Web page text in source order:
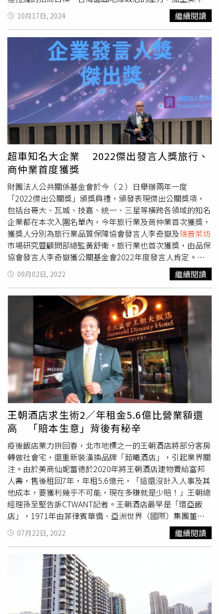
萊坊
提供）江珮玉表示，商用不動產的表現受到經濟成長的
影響很大，台灣在AI產業供應鏈的帶動下，自用型的工業不
動產交易已經連續幾年成為商業交易的主力，以2025年來
說，工業不動產就占整體商用不動產交易的42%，其次為零
售21%，因為製造供應鏈帶動物流倉儲不動產的大幅成長，
從以前的鐵皮倉儲，進階成為有車道可達的立體化現代化倉
儲。另外，大家認為住宅房市不佳，建商購地交易也衰退，
但實際上，去年包括遠雄、興富發、皇翔等都有購地，只要
地點、區位好，建商仍有補庫存需求。另外，商辦與廠辦也
在這波表現亮眼，導致華固、國揚、興富發、遠雄等建商持
續轉向開發商用不動產。而半導體與記憶體大廠的擴張，也
促使相關設備商評估在半小時車程內跟著設置據點，也造成
辦公室需求向南延伸至台中與高雄，帶動當地重大租賃活
動。展望2026年，江珮玉表示，儘管面臨地緣政治與經濟
波動，但技術驅動的轉型、供應鏈重構以及對高品質資產的
追求，仍為亞太房地產市場提供了豐富的投資與營運契機。
其中包括企業對於AI相關支出，預計到2028年將增長近10
倍，持續支撐技術出口。此外，2026年也是租戶在成本控
制與轉型壓力之間尋求平衡的一年，租戶將重點轉向位於核
心地段、具備高品質及符合ESG標準的空間，隨著地緣政治
風險上升，企業更青睞具備敏捷性與可擴展性的靈活辦公空
間。物流市場方面，亞太地區物流租戶正採取謹慎策略，預
計2026年租金增長將維持在2%以下，企業正從中國大陸轉
向「中國+n」策略，使東南亞與印度成為主要受益者。
易戰牽動供應鏈多元化，使得台灣半導體大廠已成為馬來西
亞房地產開發的新寵。
與萊坊馬來西亞聯手合作，
安排包括Sunway Property、Ideal Property、IOI
Properties、NCT Alliance、Sime Darby Property、SP
Setia、Gamuda、Seri Pajam，等8大房地產開發商，本周來
台針對半導體產業，積極招商。萊坊馬來西亞執行董事
Allan Sim表示，此次來台招商的8家馬來西亞地產開發商，
來頭不小，規模都排名馬來西亞地產商前十大，招商工業區
地點大多是極具開發潛力之地，希望為台灣大廠提供馬來西
亞的投資商機與重點工業區。瑞普萊坊顧問暨市場研究部總
監江珮玉表示，美中貿易戰促使供應鏈多元化，企業在保留
或縮減中國大陸業務的同時，將生產設施擴展到其他國家，
以降低地緣政治對供應鏈的影響。此波全球供應鏈重組的趨
勢，不僅台商回台，也吸引包括Nvidia輝達、AMD超微等AI
晶片大廠，把亞太成品物流運籌中心設置在桃園遠雄航空自
貿港區(保稅倉)，讓台灣成為AI產業的重心。另外台灣在面
臨地緣政治、美中貿易戰改變產業鏈布局之際，近年也有不
少台廠紛紛插旗馬來西亞設廠。 瑞普萊坊總經理蘇銳強指
出，台商將布局擴展到具有近岸(nearshoring)與友岸
(friend-shoring)的東南亞地區，可利用東南亞和印度等具備
低成本、貿易便利、鄰近中國等優勢，將可降低製造中斷風
險，以及可與東協經濟體共同成長。例如緯穎科技在2024
年9月決定增資6,000萬美元、約合新台幣19.24億元，擴充
大馬雲端資料中心產線，成為亞太區最主要的出貨地。矽品
2024年5月決定投資馬幣60億元、約合12.74億美元，在檳
城州桂花城科技園區興建半導體廠房。毅嘉科技為因應全球
供應鏈的重組及客戶需求，也將投入新台幣30億元，擴建馬
來西亞新的生產基地。另外，近年國際半導體大廠布局馬來
西亞的腳步，也很積極，包括英特爾、英飛凌，已在北馬設
廠，以縮短生產週期、提高半導體產業的效率與競爭力。江
珮玉表示，對半導體廠商來說，多元佈局以分散生產風險，
將會是接下來必須思考的課題，這也是這次馬來西亞地產開
發商來台招商的原因，好的設廠地點，可以擴大群聚效應、
降低生產成本。瑞普萊坊指出，目前馬來西亞晶片封裝、組
裝和測試服務領域的全球市佔率，已達13％，但這些是半導
體製造後段領域，未來在台招商目標，將鎖定前段的晶片生
產。
10月17日, 2024 繼續閱讀
超車知名大企業 2022傑出發言人獎旅行、
商仲業首度獲獎
財團法人公共關係基金會於今（２）日舉辦兩年一度
「2022傑出公關獎」頒獎典禮，頒發表現傑出公關獎項，
包括台哥大、瓦城、技嘉、統一、三星等橫跨各領域的知名
企業都在本次入圍名單內，今年旅行業及商仲業首次獲獎，
獲獎人分別為旅行業品質保障協會發言人李奇嶽及瑞普萊坊
市場研究暨顧問部總監黃舒衛。旅行業也首次獲獎，由品保
協會發言人李奇嶽獲公關基金會2022年度發言人肯定。
（圖／品質保障協會提供）「公關基金會」自1991年開始
舉辦傑出公關獎，是台灣歷史最悠久、最具代表性的公關獎
項。發言人獎項分為公部門與私部門，由媒體從業者推薦並
且交由專業媒體評審團評鑑，過去企業發言人得獎者包括台
積電、台達電、全家、統一、中華航空、晶華酒店、遠雄集
團、住商等知名企業，各行各業皆能角逐獎項，不過過去並
沒有商仲業者及旅行業者的得獎紀錄，這次由李奇嶽以品保
協會發言人代表旅行業首度獲獎，商仲業則是由瑞普萊坊
市
場研究暨顧問部總監黃舒衛為業界爭光。品保協會理事長許
禓哲表示，品保協會成立於1989年10月，是一個由旅行業
組織成立來保障旅遊消費者的社團公益法人，不僅受交通部
觀光局委託提供消費者旅遊糾紛調解服務，更致力於產業溝
通，以提升產業服務品質為目的，很高興這一次能獲獎，不
僅是對個人的肯定，更是對品保協會的肯定，也是旅行業之
光。李奇嶽於領獎時開心表示，能獲得這獎項實屬意外，他
非常感激品保協會理事長許禓哲長年給予的空間與指導，加
上品保協會團隊的協助，還有母校世新大學的媒體養成教育
以及在城市科大觀光系任教中累積的觀光產業知識才能有今
天。未來將持續精進，希望能與產業共好，為提升旅行產業
服務品質與形象而努力。瑞普萊坊總經理蘇銳強表示，瑞普
萊坊自1999年創業以來迄今20餘載，業務橫跨經紀業務代
理、不動產顧問諮詢、不動產估價等範圍，除秉持著夥伴精
神，不斷致力於提供顧客更好的服務外，也不忘致力於產業
對外溝通，提升產業形象，此次有幸獲獎不但是對企業公關
方面的肯定，更是各界對瑞普萊坊品牌的認同，十分榮幸。
黃舒衛則感謝母校政治大學在專業培育和公關領域上諸多鼓
舞，同時也將獲獎獻給公司，「感謝公司給予資源、舞台，
讓我們能持續提供高品質的專業資訊，黏合市場、政府機
關、一般民眾之間的縫隙，也期許未來與各位一同發揮各自
領域的專業，實現公關的精神和價值。」
09月02日, 2022 繼續閱讀
王朝酒店求生術2／年租金5.6億比營業額還
高 「賠本生意」背後有秘辛
疫後飯店業力拚回春，北市地標之一的王朝酒店將部分客房
轉做社會宅，還重新裝潢換品牌「茹曦酒店」，引起業界關
注。由於美商仙妮蕾德於2020年將王朝酒店建物賣給富邦
人壽，售後租回7年，年租5.6億元，「這還沒計入人事及其
他成本，要獲利幾乎不可能，現在多賺就是少賠！」王朝總
經理孫至堅告訴CTWANT記者。王朝酒店最早是「環亞飯
店」，1971年由菲律賓華僑、亞洲世界（國際）集團董事
長鄭周敏興建環亞大飯店與環亞百貨，在當年是首屈一指的
地標，包括國際巨星伊莉莎白泰勒、布魯克雪德絲都曾下
榻，出入非富即貴，但受亞洲金融風暴影響，集團陷財務危
機，飯店、百貨雙雙遭法拍。1971年菲律賓華僑、亞洲世
界集團董事長鄭周敏響應政府號召投資興建環亞大飯店與環
亞百貨，亞洲金融風暴時發生財務危機，曾請假日酒店集團
經營，但最後仍躲不過飯店、百貨雙雙遭法拍出售的命運。
（圖／報系資料庫）2006年經由寒舍集團創辦人蔡辰洋居
07月22日, 2022 繼續閱讀